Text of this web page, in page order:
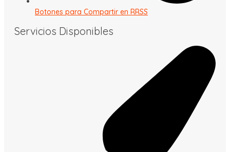
Botones para Compartir en RRSS
Servicios Disponibles